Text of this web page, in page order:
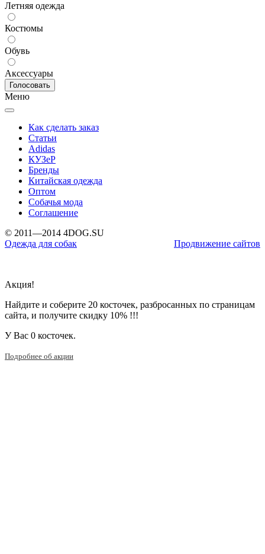
Летняя одежда
Костюмы
Обувь
Аксессуары
Меню
Как сделать заказ
Статьи
Adidas
КУЗеР
Бренды
Китайская одежда
Оптом
Собачья мода
Соглашение
© 2011—2014 4DOG.SU
Одежда для собак
Продвижение сайтов
Акция!
Найдите и соберите 20 косточек, разбросанных по страницам
сайта, и получите скидку 10% !!!
У Вас 0 косточек.
Подробнее об акции